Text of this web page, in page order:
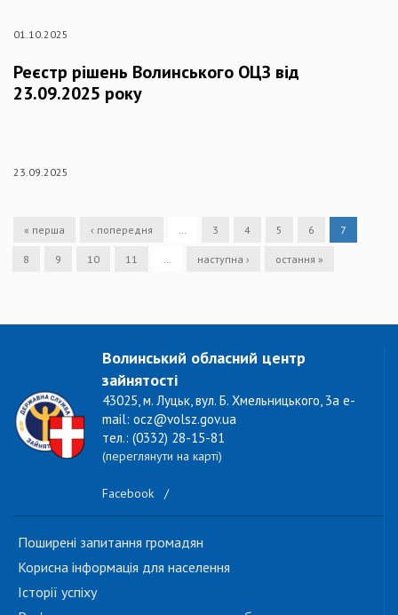
01.10.2025
Реєстр рішень Волинського ОЦЗ від
23.09.2025 року
23.09.2025
« перша ‹ попередня … 3 4 5 6 7
8 9 10 11 … наступна › остання »
Волинський обласний центр
зайнятості
43025, м. Луцьк, вул. Б. Хмельницького, 3а e-
mail: ocz@volsz.gov.ua
тел.: (0332) 28-15-81
(переглянути на карті)
Facebook /
Поширені запитання громадян
Корисна інформація для населення
Історії успіху